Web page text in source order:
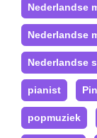
Nederlandse
Nederlandse
Nederlandse
pianist
popmuziek